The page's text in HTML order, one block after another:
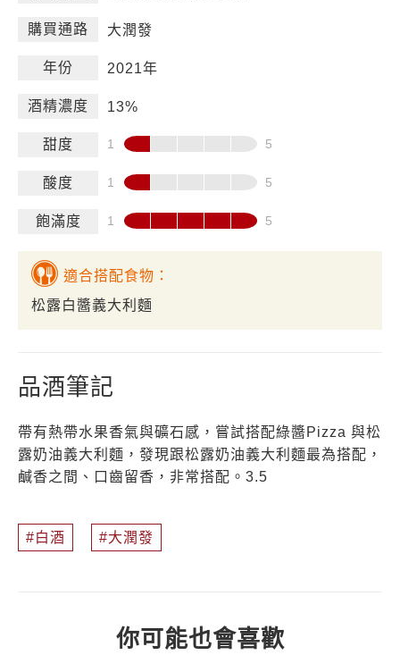
購買通路 大潤發
年份 2021年
酒精濃度 13%
甜度
酸度
飽滿度
適合搭配食物：
松露白醬義大利麵
品酒筆記
帶有熱帶水果香氣與礦石感，嘗試搭配綠醬Pizza 與松
露奶油義大利麵，發現跟松露奶油義大利麵最為搭配，
鹹香之間、口齒留香，非常搭配。3.5
白酒 大潤發
你可能也會喜歡